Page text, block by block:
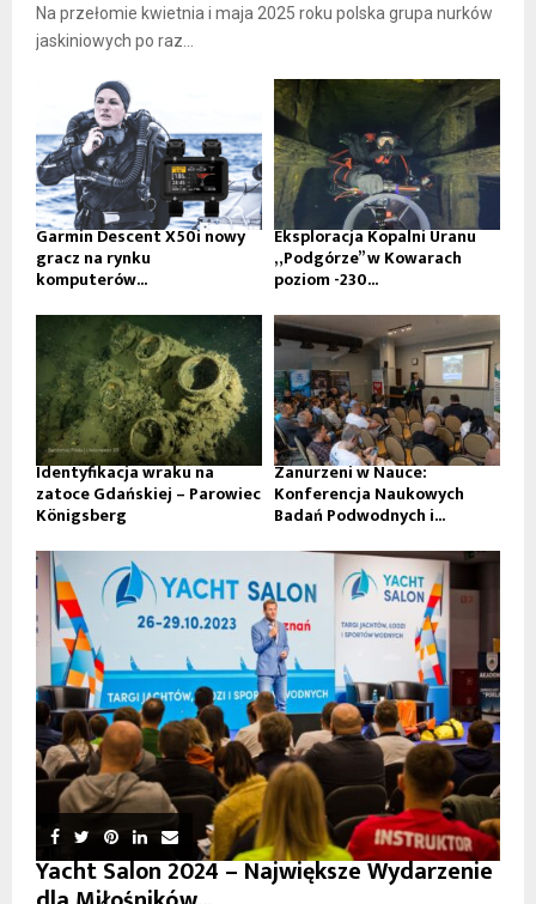
Na przełomie kwietnia i maja 2025 roku polska grupa nurków
jaskiniowych po raz...
Garmin Descent X50i nowy
gracz na rynku
komputerów...
Eksploracja Kopalni Uranu
„Podgórze” w Kowarach
poziom -230...
Identyfikacja wraku na
zatoce Gdańskiej – Parowiec
Königsberg
Zanurzeni w Nauce:
Konferencja Naukowych
Badań Podwodnych i...
Yacht Salon 2024 – Największe Wydarzenie